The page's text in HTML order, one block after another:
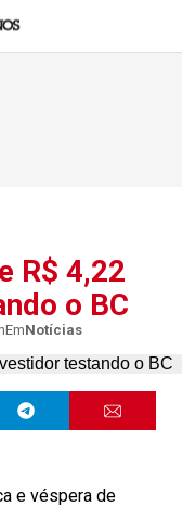
R$ 4,22
o BC
EmNotícias
e véspera de